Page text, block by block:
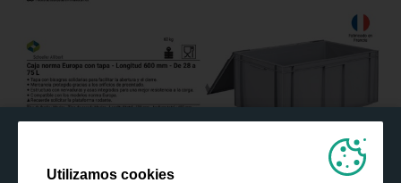
Utilizamos cookies